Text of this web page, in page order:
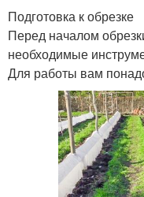
Подготовка к обрезке
Перед началом
необходимые
Для работы вам